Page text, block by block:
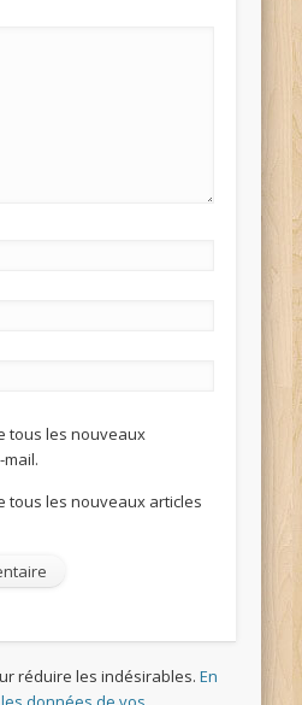
tous les nouveaux
tous les nouveaux articles
réduire les indésirables.En